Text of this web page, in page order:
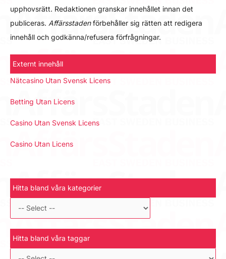
upphovsrätt. Redaktionen granskar innehållet innan det
publiceras. Affärsstadenförbehåller sig rätten att redigera
innehåll och godkänna/refusera förfrågningar.
Externt innehåll
Nätcasino Utan Svensk Licens
Betting Utan Licens
Casino Utan Svensk Licens
Casino Utan Licens
Hitta bland våra kategorier
Hitta bland våra taggar